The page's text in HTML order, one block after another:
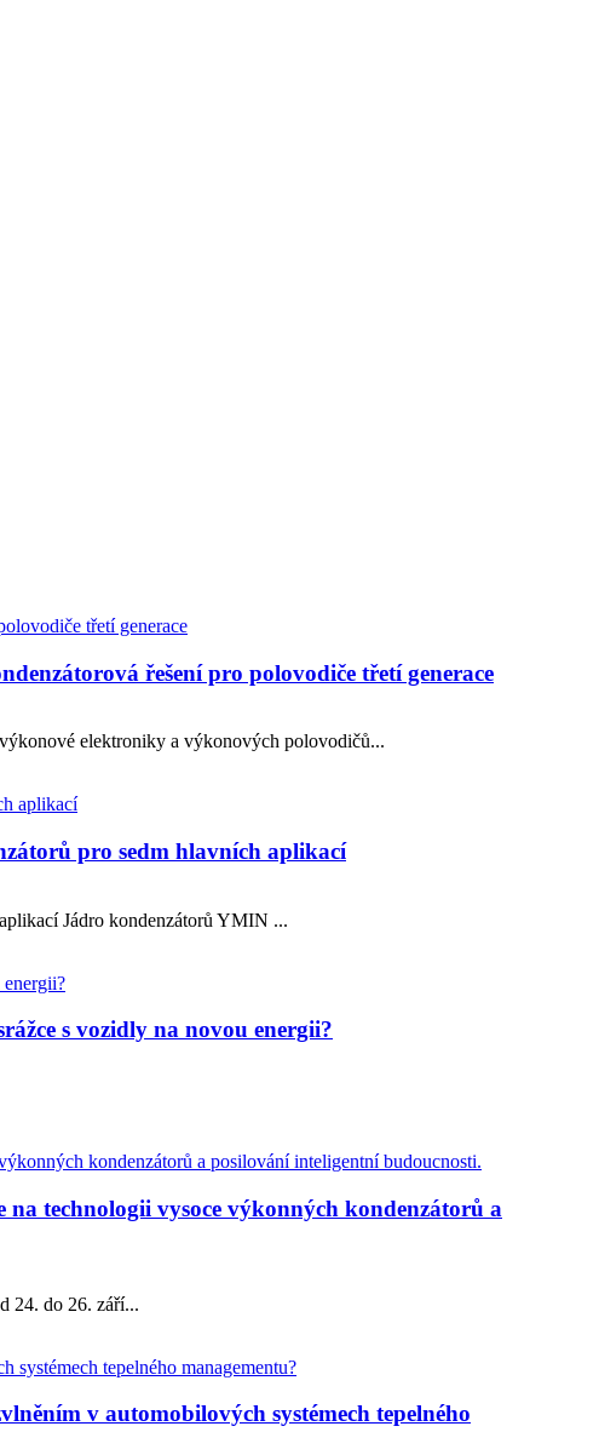
řešení pro polovodiče třetí generace
elektroniky a výkonových polovodičů...
pro sedm hlavních aplikací
Jádro kondenzátorů YMIN ...
s vozidly na novou energii?
na technologii vysoce výkonných kondenzátorů a
24. do 26. září...
v automobilových systémech tepelného